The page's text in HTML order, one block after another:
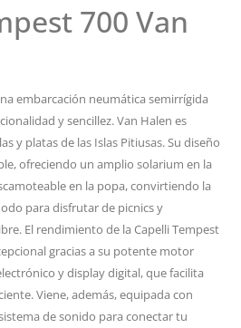
700 Van
embarcación neumática semirrígida
y sencillez. Van Halen es
y platas de las Islas Pitiusas. Su diseño
ofreciendo un amplio solarium en la
en la popa, convirtiendo la
para disfrutar de picnics y
El rendimiento de la Capelli Tempest
gracias a su potente motor
y display digital, que facilita
Viene, además, equipada con
de sonido para conectar tu